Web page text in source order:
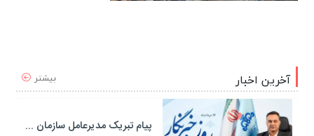
بیشتر آخرین اخبار
پیام تبریک مدیرعامل سازمان منطقه ویژه اقتصادی پتروشیمی به مناسبت روز خبرنگار